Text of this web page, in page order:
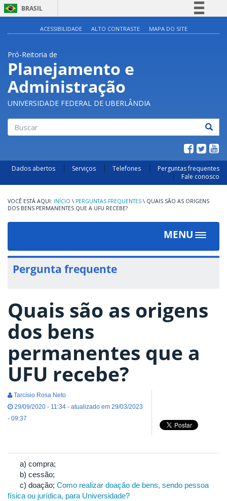
BRASIL
Acesso à informação
ACESSIBILIDADE ALTO CONTRASTE MAPA DO SITE
Pró-Reitoria de
Planejamento e
Administração
UNIVERSIDADE FEDERAL DE UBERLÂNDIA
Dados abertos Serviços Telefones
Perguntas frequentes
Fale conosco
INÍCIO \ PERGUNTAS FREQUENTES \ QUAIS SÃO AS ORIGENS
DOS BENS PERMANENTES QUE A UFU RECEBE?
MENU
Toggle
Pergunta frequente
Quais são as origens
dos bens
permanentes que a
UFU recebe?
Tarcísio Rosa Neto
29/09/2020 - 11:34 - atualizado em 29/03/2023
- 09:37
a) compra;
b) cessão;
c) doação; Como realizar doação de bens, sendo pessoa
física ou jurídica, para Universidade?